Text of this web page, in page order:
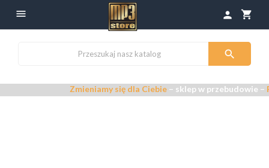
 shopping_cart
person

Zmieniamy się dla Ciebie– sklep w przebudowie –